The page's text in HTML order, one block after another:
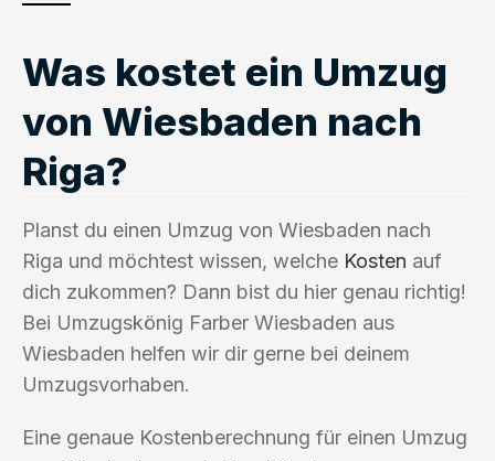
Was kostet ein Umzug
von Wiesbaden nach
Riga?
Planst du einen Umzug von Wiesbaden nach
Riga und möchtest wissen, welche Kosten auf
dich zukommen? Dann bist du hier genau richtig!
Bei Umzugskönig Farber Wiesbaden aus
Wiesbaden helfen wir dir gerne bei deinem
Umzugsvorhaben.
Eine genaue Kostenberechnung für einen Umzug